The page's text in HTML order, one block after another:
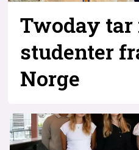
Twoday tar
studenter
Norge